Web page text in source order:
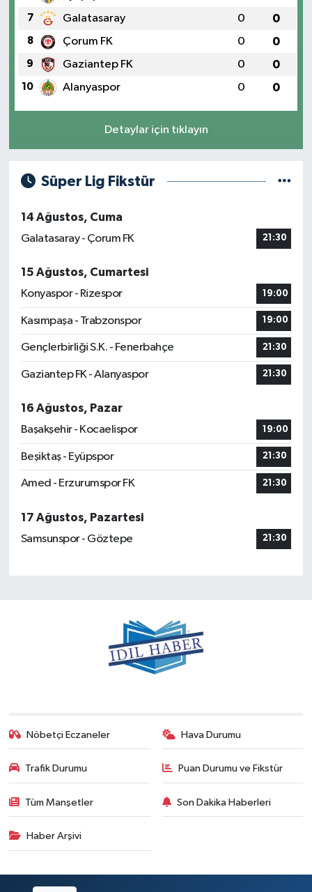
7 Galatasaray 0 0
8 Çorum FK 0 0
9 Gaziantep FK 0 0
10 Alanyaspor 0 0
Detaylar için tıklayın
Süper Lig Fikstür
14 Ağustos, Cuma
Galatasaray - Çorum FK
21:30
15 Ağustos, Cumartesi
Konyaspor - Rizespor
19:00
Kasımpaşa - Trabzonspor 19:00
Gençlerbirliği S.K. - Fenerbahçe 21:30
Gaziantep FK - Alanyaspor 21:30
16 Ağustos, Pazar
Başakşehir - Kocaelispor
19:00
Beşiktaş - Eyüpspor 21:30
Amed - Erzurumspor FK 21:30
17 Ağustos, Pazartesi
Samsunspor - Göztepe
21:30
Nöbetçi Eczaneler Hava Durumu
Trafik Durumu Puan Durumu ve Fikstür
Tüm Manşetler Son Dakika Haberleri
Haber Arşivi